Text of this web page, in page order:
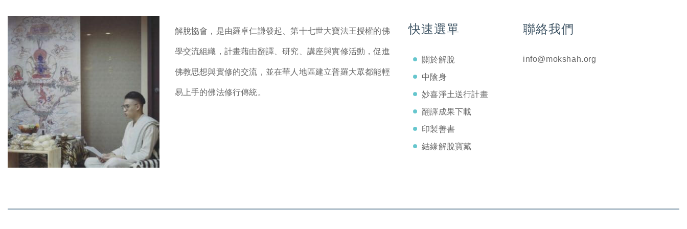
解脫協會，是由羅卓仁謙發起、第十七世大寶法王授權的佛
學交流組織，計畫藉由翻譯、研究、講座與實修活動，促進
佛教思想與實修的交流，並在華人地區建立普羅大眾都能輕
易上手的佛法修行傳統。
快速選單
關於解脫
中陰身
妙喜淨土送行計畫
翻譯成果下載
印製善書
結緣解脫寶藏
聯絡我們
info@mokshah.org